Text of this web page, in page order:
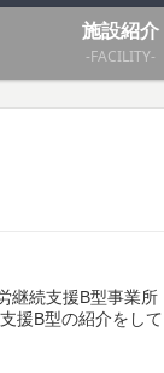
施設紹介
-FACILITY-
継続支援B型事業所
援B型の紹介をし